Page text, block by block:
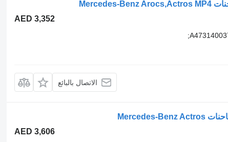
AED 3,352
الاتصال بالبائع
AED 3,606